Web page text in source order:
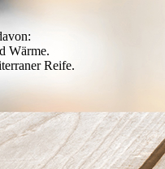
Wärme.
Reife.